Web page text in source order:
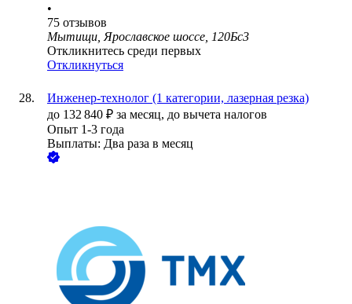
•
75 отзывов
Мытищи, Ярославское шоссе, 120Бс3
Откликнитесь среди первых
Откликнуться
Инженер-технолог (1 категории, лазерная резка)
до 132 840 ₽ за месяц, до вычета налогов
Опыт 1-3 года
Выплаты: Два раза в месяц